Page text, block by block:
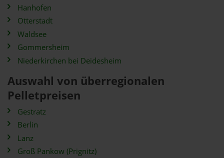
Hanhofen
Otterstadt
Waldsee
Gommersheim
Niederkirchen bei Deidesheim
Auswahl von überregionalen
Pelletpreisen
Gestratz
Berlin
Lanz
Groß Pankow (Prignitz)